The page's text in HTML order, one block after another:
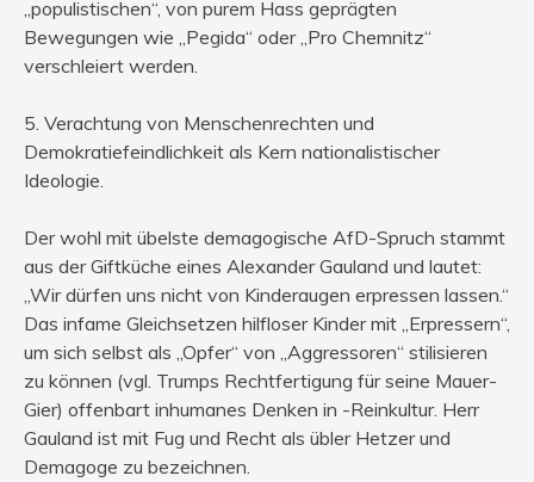
„populistischen“, von purem Hass geprägten
Bewegungen wie „Pegida“ oder „Pro Chemnitz“
verschleiert werden.
5. Verachtung von Menschenrechten und
Demokratiefeindlichkeit als Kern nationalistischer
Ideologie.
Der wohl mit übelste demagogische AfD-Spruch stammt
aus der Giftküche eines Alexander Gauland und lautet:
„Wir dürfen uns nicht von Kinderaugen erpressen lassen.“
Das infame Gleichsetzen hilfloser Kinder mit „Erpressern“,
um sich selbst als „Opfer“ von „Aggressoren“ stilisieren
zu können (vgl. Trumps Rechtfertigung für seine Mauer-
Gier) offenbart inhumanes Denken in -Reinkultur. Herr
Gauland ist mit Fug und Recht als übler Hetzer und
Demagoge zu bezeichnen.